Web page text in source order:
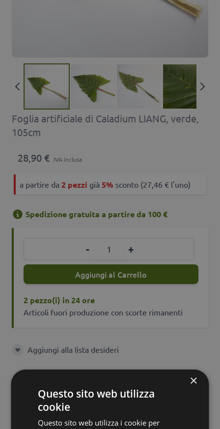
Foglia artificiale di Caladium LIANG, verde,
105cm
28,90 € IVA inclusa
a partire da 2 pezzi già 5% sconto (27,46 € l'uno)
Spedizione gratuita a partire da 100 €
- +
Aggiungi al Carrello
2 pezzo(i) in 24 ore
Articoli fuori produzione con scorte rimanenti
Aggiungi alla lista desideri
Aggiungi alla lista desideri
Caratteristiche Descrizione
×
Questo sito web utilizza
cookie
Questo sito web utilizza i cookie per